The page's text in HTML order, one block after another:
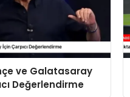
ve Galatasaray
Değerlendirme